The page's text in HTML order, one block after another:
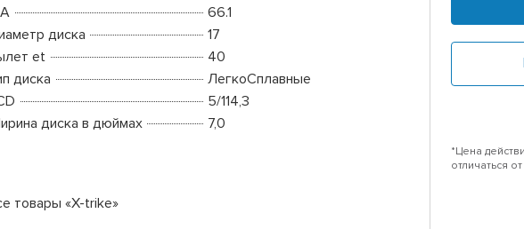
66.1
диска
17
et
40
диска
ЛегкоСплавные
5/114,3
диска в дюймах
7,0
товары «X-trike»
*Цена
отличаться